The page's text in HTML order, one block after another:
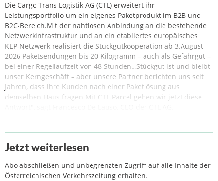
Die Cargo Trans Logistik AG (CTL) erweitert ihr
Leistungsportfolio um ein eigenes Paketprodukt im B2B und
B2C-Bereich.Mit der nahtlosen Anbindung an die bestehende
Netzwerkinfrastruktur und an ein etabliertes europäisches
KEP-Netzwerk realisiert die Stückgutkooperation ab 3.August
2026 Paketsendungen bis 20 Kilogramm – auch als Gefahrgut –
bei einer Regellaufzeit von 48 Stunden.„Stückgut ist und bleibt
unser Kerngeschäft – aber unsere Partner berichten uns seit
Jahren, dass ihre Kunden nach einer Paketlösung aus
demselben Haus fragen.Mit CTL-Parcel geben wir jetzt diese
Jetzt weiterlesen
Abo abschließen und unbegrenzten Zugriff auf alle Inhalte der
Österreichischen Verkehrszeitung erhalten.